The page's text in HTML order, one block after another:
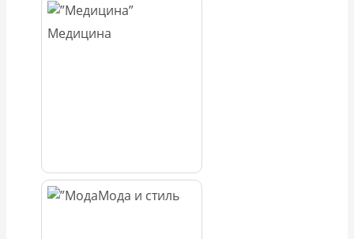
Медицина
Мода и стиль